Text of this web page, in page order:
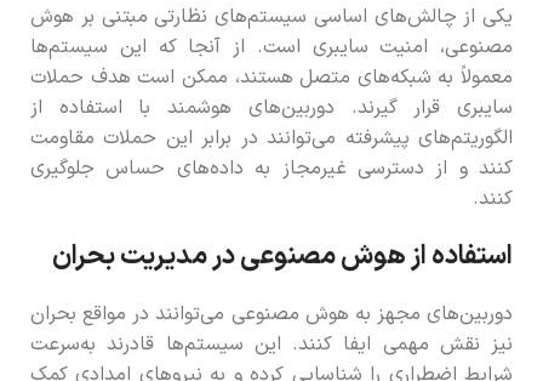
یکی از چالش‌های اساسی سیستم‌های نظارتی مبتنی بر هوش
مصنوعی، امنیت سایبری است. از آنجا که این سیستم‌ها
معمولاً به شبکه‌های متصل هستند، ممکن است هدف حملات
سایبری قرار گیرند. دوربین‌های هوشمند با استفاده از
الگوریتم‌های پیشرفته می‌توانند در برابر این حملات مقاومت
کنند و از دسترسی غیرمجاز به داده‌های حساس جلوگیری
کنند.
استفاده از هوش مصنوعی در مدیریت بحران
دوربین‌های مجهز به هوش مصنوعی می‌توانند در مواقع بحران
نیز نقش مهمی ایفا کنند. این سیستم‌ها قادرند به‌سرعت
شرایط اضطراری را شناسایی کرده و به نیروهای امدادی کمک